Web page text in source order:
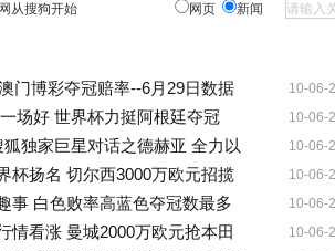
从搜狗开始 网页 新闻
10-06-
门博彩夺冠赔率--6月29日数据
10-06-
场好 世界杯力挺阿根廷夺冠
10-06-
独家巨星对话之德赫亚 全力以
10-06-
杯扬名 切尔西3000万欧元招揽
10-06-
事 白色败率高蓝色夺冠数最多
10-06-
情看涨 曼城2000万欧元抢本田